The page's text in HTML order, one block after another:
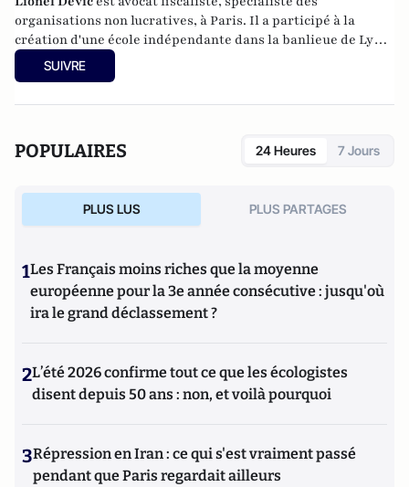
organisations non lucratives, à Paris. Il a participé à la
création d'une école indépendante dans la banlieue de Lyon.
Pour insuffler un renouveau éducatif en France, il co-fonde
la Fondation pour l'école en 2007 et en devient le Président
SUIVRE
POPULAIRES 24 Heures 7 Jours
PLUS LUS PLUS PARTAGES
1Les Français moins riches que la moyenne
européenne pour la 3e année consécutive : jusqu'où
ira le grand déclassement ?
2L’été 2026 confirme tout ce que les écologistes
disent depuis 50 ans : non, et voilà pourquoi
3Répression en Iran : ce qui s'est vraiment passé
pendant que Paris regardait ailleurs